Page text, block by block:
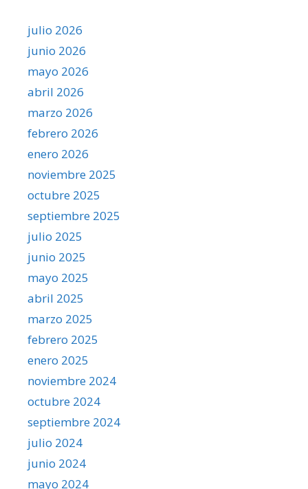
julio 2026
junio 2026
mayo 2026
abril 2026
marzo 2026
febrero 2026
enero 2026
noviembre 2025
octubre 2025
septiembre 2025
julio 2025
junio 2025
mayo 2025
abril 2025
marzo 2025
febrero 2025
enero 2025
noviembre 2024
octubre 2024
septiembre 2024
julio 2024
junio 2024
mayo 2024